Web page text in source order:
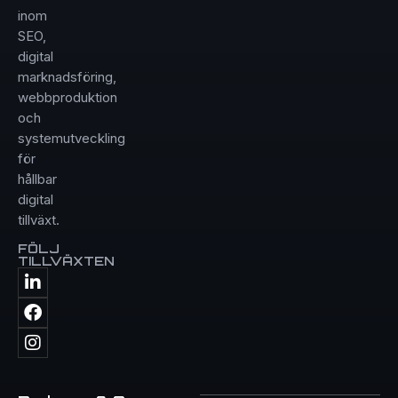
inom
SEO,
digital
marknadsföring,
webbproduktion
och
systemutveckling
för
hållbar
digital
tillväxt.
FÖLJ
TILLVÄXTEN